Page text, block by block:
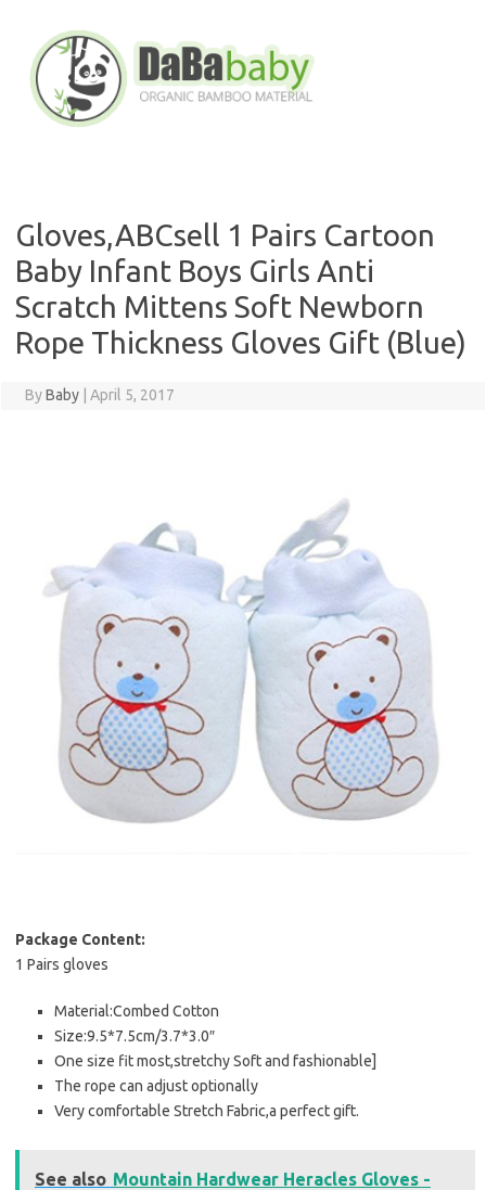
content
Gloves,ABCsell 1 Pairs Cartoon
Baby Infant Boys Girls Anti
Scratch Mittens Soft Newborn
Rope Thickness Gloves Gift (Blue)
ByBaby April 5, 2017
Package Content:
1 Pairs gloves
Material:Combed Cotton
Size:9.5*7.5cm/3.7*3.0″
One size fit most,stretchy Soft and fashionable]
The rope can adjust optionally
Very comfortable Stretch Fabric,a perfect gift.
See also Mountain Hardwear Heracles Gloves -